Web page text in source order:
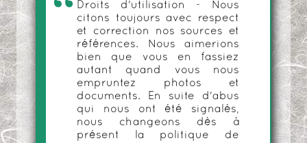
Droits d'utilisation - Nous
citons toujours avec respect
et correction nos sources et
références. Nous aimerions
bien que vous en fassiez
autant quand vous nous
empruntez photos et
documents. En suite d'abus
qui nous ont été signalés,
nous changeons dès à
présent la politique de